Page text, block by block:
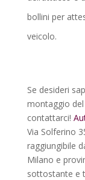
bollini per
veicolo.
Se desideri
montaggio
contattarci!
Via Solferino
raggiungibile
Milano e
sottostante e